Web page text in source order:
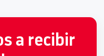
a recibir